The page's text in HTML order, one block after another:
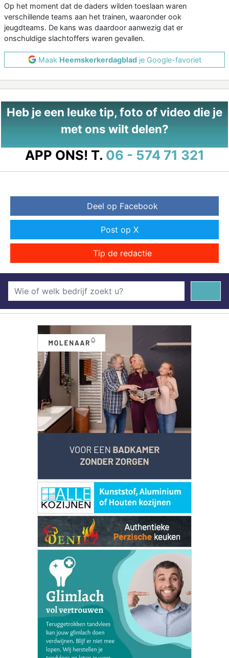
Op het moment dat de daders wilden toeslaan waren
verschillende teams aan het trainen, waaronder ook
jeugdteams. De kans was daardoor aanwezig dat er
onschuldige slachtoffers waren gevallen.
Maak Heemskerkerdagbladje Google-favoriet
Heb je een leuke tip, foto of video die je
met ons wilt delen?
APP ONS! T. 06 - 574 71 321
Deel op Facebook
Post op X
Tip de redactie